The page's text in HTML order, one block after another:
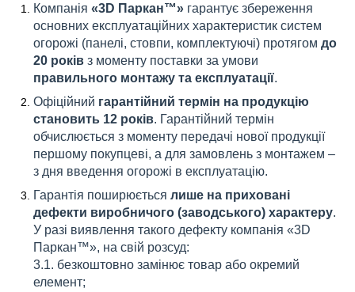
Компанія «3D Паркан™» гарантує збереження
основних експлуатаційних характеристик систем
огорожі (панелі, стовпи, комплектуючі) протягом до
20 років з моменту поставки за умови
правильного монтажу та експлуатації.
Офіційний гарантійний термін на продукцію
становить 12 років. Гарантійний термін
обчислюється з моменту передачі нової продукції
першому покупцеві, а для замовлень з монтажем –
з дня введення огорожі в експлуатацію.
Гарантія поширюється лише на приховані
дефекти виробничого (заводського) характеру.
У разі виявлення такого дефекту компанія «3D
Паркан™», на свій розсуд:
3.1. безкоштовно замінює товар або окремий
елемент;